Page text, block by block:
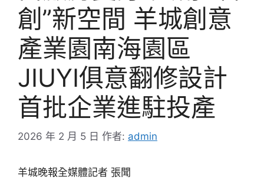
創”新空間 羊城創意
產業園南海園區
JIUYI俱意翻修設計
首批企業進駐投產
2026 年 2 月 5 日 作者: admin
羊城晚報全媒體記者 張聞